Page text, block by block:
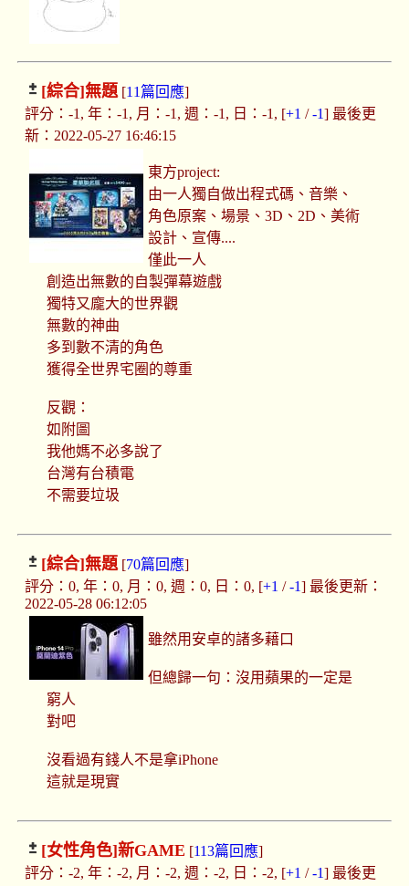
[綜合]無題[11篇回應]
評分：-1, 年：-1, 月：-1, 週：-1, 日：-1, [+1 /-1] 最後更
新：2022-05-27 16:46:15
東方project:
由一人獨自做出程式碼、音樂、
角色原案、場景、3D、2D、美術
設計、宣傳....
僅此一人
創造出無數的自製彈幕遊戲
獨特又龐大的世界觀
無數的神曲
多到數不清的角色
獲得全世界宅圈的尊重
反觀：
如附圖
我他媽不必多說了
台灣有台積電
不需要垃圾
[綜合]無題[70篇回應]
評分：0, 年：0, 月：0, 週：0, 日：0, [+1 /-1] 最後更新：
2022-05-28 06:12:05
雖然用安卓的諸多藉口
但總歸一句：沒用蘋果的一定是
窮人
對吧
沒看過有錢人不是拿iPhone
這就是現實
[女性角色]新GAME [113篇回應]
評分：-2, 年：-2, 月：-2, 週：-2, 日：-2, [+1 /-1] 最後更